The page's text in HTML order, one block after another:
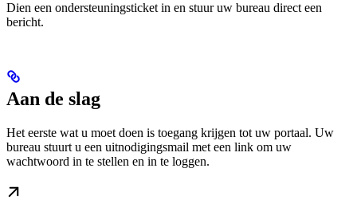
Dien een ondersteuningsticket in en stuur uw bureau direct een
bericht.
Aan de slag
Het eerste wat u moet doen is toegang krijgen tot uw portaal. Uw
bureau stuurt u een uitnodigingsmail met een link om uw
wachtwoord in te stellen en in te loggen.